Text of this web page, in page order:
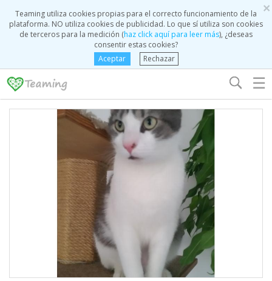
×
Teaming utiliza cookies propias para el correcto funcionamiento de la
plataforma. NO utiliza cookies de publicidad. Lo que sí utiliza son cookies
de terceros para la medición (haz click aquí para leer más), ¿deseas
consentir estas cookies?
Aceptar
Rechazar
☰